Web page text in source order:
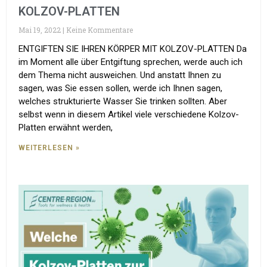
KOLZOV-PLATTEN
Mai 19, 2022 Keine Kommentare
ENTGIFTEN SIE IHREN KÖRPER MIT KOLZOV-PLATTEN Da
im Moment alle über Entgiftung sprechen, werde auch ich
dem Thema nicht ausweichen. Und anstatt Ihnen zu
sagen, was Sie essen sollen, werde ich Ihnen sagen,
welches strukturierte Wasser Sie trinken sollten. Aber
selbst wenn in diesem Artikel viele verschiedene Kolzov-
Platten erwähnt werden,
WEITERLESEN »